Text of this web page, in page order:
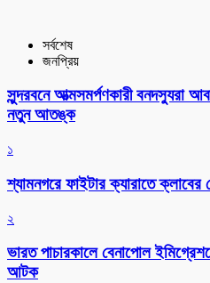
সর্বশেষ
জনপ্রিয়
সুন্দরবনে আত্মসমর্পণকারী বনদস্যুরা
নতুন আতঙ্ক
১
শ্যামনগরে ফাইটার ক্যারাতে ক্লাবের
২
ভারত পাচারকালে বেনাপোল
আটক